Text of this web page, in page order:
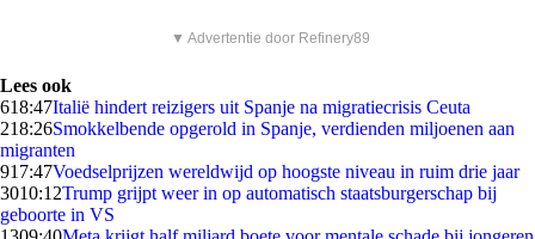
▼ Advertentie door Refinery89
Lees ook
618:47Italië hindert reizigers uit Spanje na migratiecrisis Ceuta
218:26Smokkelbende opgerold in Spanje, verdienden miljoenen aan
migranten
917:47Voedselprijzen wereldwijd op hoogste niveau in ruim drie jaar
3010:12Trump grijpt weer in op automatisch staatsburgerschap bij
geboorte in VS